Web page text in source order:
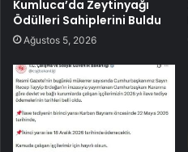
Kumluca’da Zeytinyağı
Ödülleri Sahiplerini Buldu
Ağustos 5, 2026